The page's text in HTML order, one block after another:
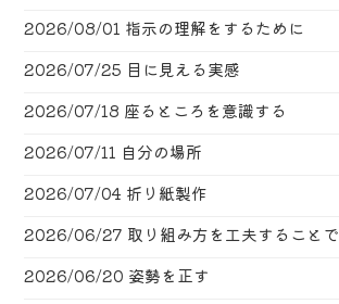
2026/08/01 指示の理解をするために
2026/07/25 目に見える実感
2026/07/18 座るところを意識する
2026/07/11 自分の場所
2026/07/04 折り紙製作
2026/06/27 取り組み方を工夫することで
2026/06/20 姿勢を正す